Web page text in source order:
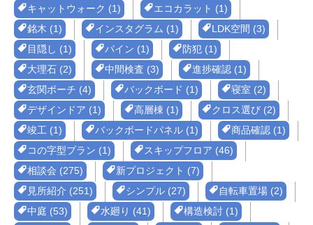
キャットウォーク (1)
エコカラット (1)
銘木 (1)
インスタグラム (1)
LDK空間 (3)
目隠し (1)
パイン (1)
防犯 (1)
大理石 (2)
中間検査 (3)
進捗確認 (1)
玄関ポーチ (4)
バックボード (1)
寝室 (2)
デザインドア (1)
高層棟 (1)
クロス選び (2)
竣工 (1)
バックボードパネル (1)
商品確認 (1)
コの字型プラン (1)
スキップフロア (46)
相談会 (275)
新プロジェクト (7)
見所紹介 (251)
シンプル (27)
自転車置場 (2)
中庭 (53)
水廻り (41)
構造検討 (1)